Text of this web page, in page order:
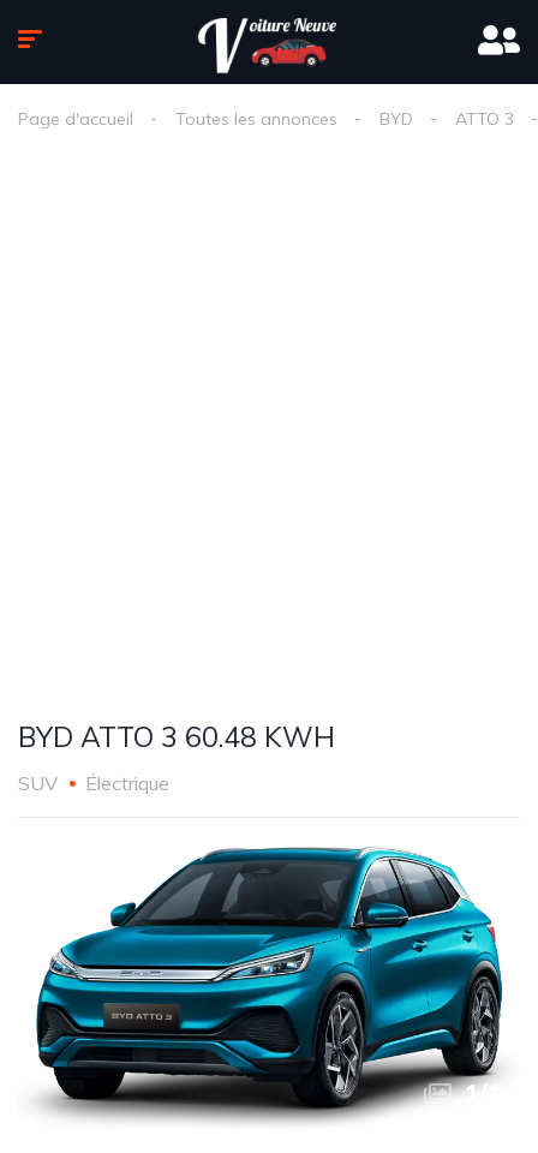
Page d'accueil Toutes les annonces BYD ATTO 3
BYD ATTO 3 60.48 KWH
SUV Électrique
1/1